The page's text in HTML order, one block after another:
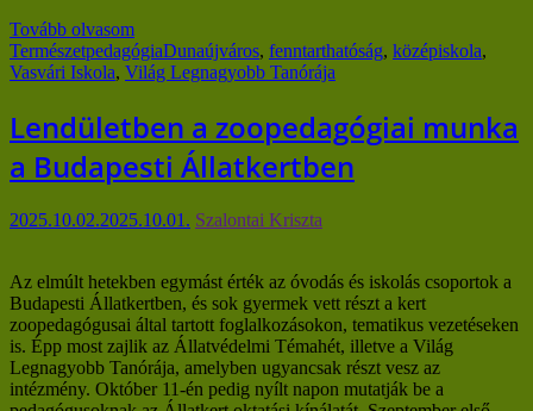
Tovább olvasom
TermészetpedagógiaDunaújváros, fenntarthatóság, középiskola,
Vasvári Iskola, Világ Legnagyobb Tanórája
Lendületben a zoopedagógiai munka
a Budapesti Állatkertben
2025.10.02.2025.10.01. Szalontai Kriszta
Az elmúlt hetekben egymást érték az óvodás és iskolás csoportok a
Budapesti Állatkertben, és sok gyermek vett részt a kert
zoopedagógusai által tartott foglalkozásokon, tematikus vezetéseken
is. Épp most zajlik az Állatvédelmi Témahét, illetve a Világ
Legnagyobb Tanórája, amelyben ugyancsak részt vesz az
intézmény. Október 11-én pedig nyílt napon mutatják be a